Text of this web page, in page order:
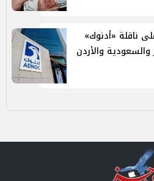
ناقلة «أدنوك»
والأردن